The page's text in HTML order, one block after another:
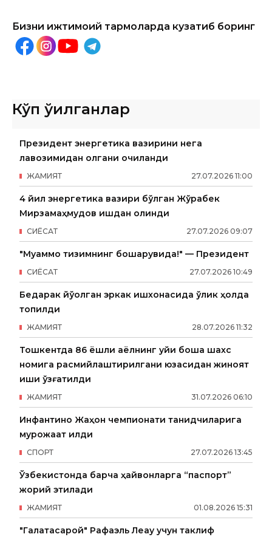
Бизни ижтимоий тармоқларда кузатиб боринг
Кўп ўқилганлар
Президент энергетика вазирини нега
лавозимидан олгани очиқланди
27.07.2026 11:00
ЖАМИЯТ
4 йил энергетика вазири бўлган Жўрабек
Мирзамаҳмудов ишдан олинди
27.07.2026 09:07
СИËСАТ
"Муаммо тизимнинг бошқарувида!" — Президент
27.07.2026 10:49
СИËСАТ
Бедарак йўқолган эркак ишхонасида ўлик ҳолда
топилди
28.07.2026 11:32
ЖАМИЯТ
Тошкентда 86 ёшли аёлнинг уйи бошқа шахс
номига расмийлаштирилгани юзасидан жиноят
иши қўзғатилди
31.07.2026 06:10
ЖАМИЯТ
Инфантино Жаҳон чемпионати танқидчиларига
мурожаат қилди
27.07.2026 13:45
СПОРТ
Ўзбекистонда барча ҳайвонларга “паспорт”
жорий этилади
01.08.2026 15:31
ЖАМИЯТ
"Галатасарой" Рафаэль Леау учун таклиф